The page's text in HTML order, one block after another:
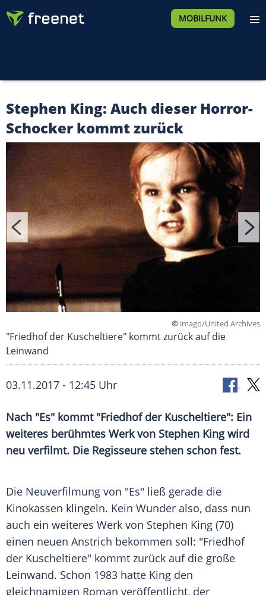
MOBILFUNK
Stephen King: Auch dieser Horror-
Schocker kommt zurück
© imago/United Archives
"Friedhof der Kuscheltiere" kommt zurück auf die
Leinwand
03.11.2017 - 12:45 Uhr
Nach "Es" kommt "Friedhofder Kuscheltiere": Ein
weiteres berühmtes Werk von Stephen Kingwird
neu verfilmt. Die Regisseure stehen schon fest.
Die Neuverfilmung von "Es" ließ gerade die
Kinokassen klingeln. Kein Wunder also, dass nun
auch ein weiteres Werk von Stephen King (70)
einen neuen Anstrich bekommen soll: "Friedhof
der Kuscheltiere" kommt zurück auf die große
Leinwand. Schon 1983 hatte King den
gleichnamigen Roman veröffentlicht, der